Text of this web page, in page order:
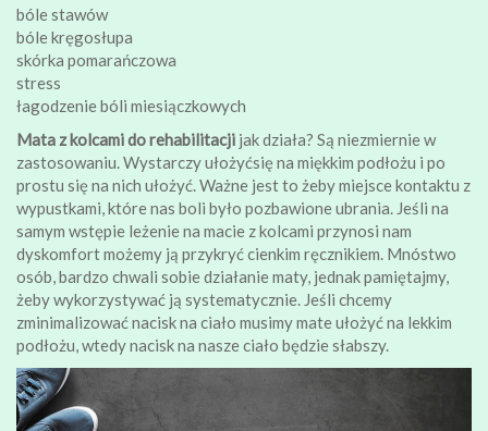
bóle stawów
bóle kręgosłupa
skórka pomarańczowa
stress
łagodzenie bóli miesiączkowych
Mata z kolcami do rehabilitacji jak działa? Są niezmiernie w
zastosowaniu. Wystarczy ułożyćsię na miękkim podłożu i po
prostu się na nich ułożyć. Ważne jest to żeby miejsce kontaktu z
wypustkami, które nas boli było pozbawione ubrania. Jeśli na
samym wstępie leżenie na macie z kolcami przynosi nam
dyskomfort możemy ją przykryć cienkim ręcznikiem. Mnóstwo
osób, bardzo chwali sobie działanie maty, jednak pamiętajmy,
żeby wykorzystywać ją systematycznie. Jeśli chcemy
zminimalizować nacisk na ciało musimy mate ułożyć na lekkim
podłożu, wtedy nacisk na nasze ciało będzie słabszy.